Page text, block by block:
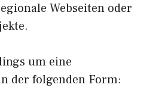
Webseiten oder
um eine
der folgenden Form: